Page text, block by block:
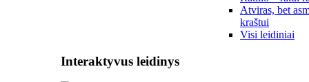
Atviras, bet
kraštui
Visi leidiniai
Interaktyvus leidinys